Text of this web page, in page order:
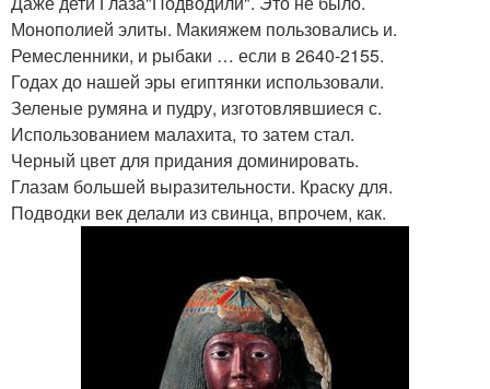
Монополией элиты. Макияжем пользовались и.
Ремесленники, и рыбаки … если в 2640-2155.
Годах до нашей эры египтянки использовали.
Зеленые румяна и пудру, изготовлявшиеся с.
Использованием малахита, то затем стал.
Черный цвет для придания доминировать.
Глазам большей выразительности. Краску для.
Подводки век делали из свинца, впрочем, как.